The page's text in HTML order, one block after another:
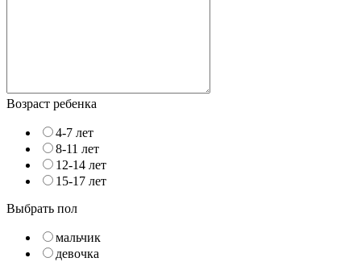
Возраст ребенка
4-7 лет
8-11 лет
12-14 лет
15-17 лет
Выбрать пол
мальчик
девочка